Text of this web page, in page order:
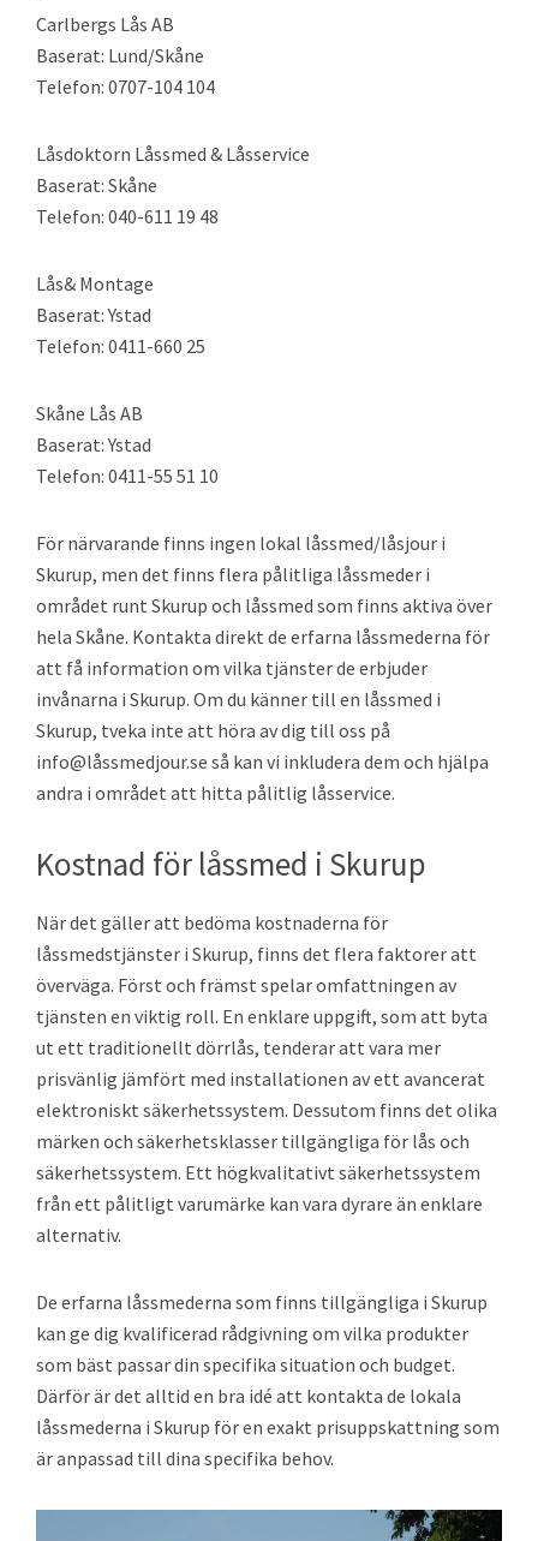
Carlbergs Lås AB
Baserat: Lund/Skåne
Telefon: 0707-104 104
Låsdoktorn Låssmed & Låsservice
Baserat: Skåne
Telefon: 040-611 19 48
Lås& Montage
Baserat: Ystad
Telefon: 0411-660 25
Skåne Lås AB
Baserat: Ystad
Telefon: 0411-55 51 10
För närvarande finns ingen lokal låssmed/låsjour i
Skurup, men det finns flera pålitliga låssmeder i
området runt Skurup och låssmed som finns aktiva över
hela Skåne. Kontakta direkt de erfarna låssmederna för
att få information om vilka tjänster de erbjuder
invånarna i Skurup. Om du känner till en låssmed i
Skurup, tveka inte att höra av dig till oss på
info@låssmedjour.se så kan vi inkludera dem och hjälpa
andra i området att hitta pålitlig låsservice.
Kostnad för låssmed i Skurup
När det gäller att bedöma kostnaderna för
låssmedstjänster i Skurup, finns det flera faktorer att
överväga. Först och främst spelar omfattningen av
tjänsten en viktig roll. En enklare uppgift, som att byta
ut ett traditionellt dörrlås, tenderar att vara mer
prisvänlig jämfört med installationen av ett avancerat
elektroniskt säkerhetssystem. Dessutom finns det olika
märken och säkerhetsklasser tillgängliga för lås och
säkerhetssystem. Ett högkvalitativt säkerhetssystem
från ett pålitligt varumärke kan vara dyrare än enklare
alternativ.
De erfarna låssmederna som finns tillgängliga i Skurup
kan ge dig kvalificerad rådgivning om vilka produkter
som bäst passar din specifika situation och budget.
Därför är det alltid en bra idé att kontakta de lokala
låssmederna i Skurup för en exakt prisuppskattning som
är anpassad till dina specifika behov.